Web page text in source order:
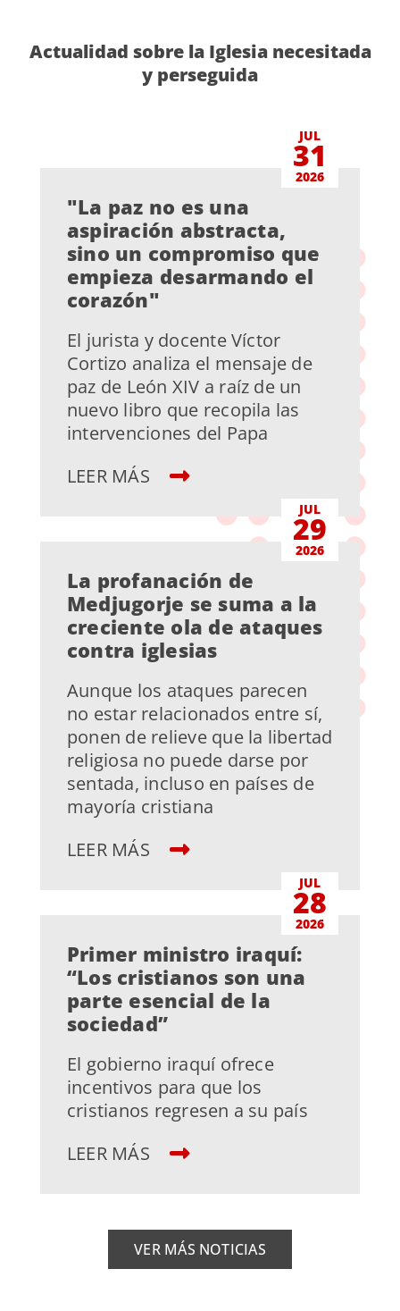
Actualidad sobre la Iglesia necesitada
y perseguida
JUL
31
2026
"La paz no es una
aspiración abstracta,
sino un compromiso que
empieza desarmando el
corazón"
El jurista y docente Víctor
Cortizo analiza el mensaje de
paz de León XIV a raíz de un
nuevo libro que recopila las
intervenciones del Papa
LEER MÁS
JUL
29
2026
La profanación de
Medjugorje se suma a la
creciente ola de ataques
contra iglesias
Aunque los ataques parecen
no estar relacionados entre sí,
ponen de relieve que la libertad
religiosa no puede darse por
sentada, incluso en países de
mayoría cristiana
LEER MÁS
JUL
28
2026
Primer ministro iraquí:
“Los cristianos son una
parte esencial de la
sociedad”
El gobierno iraquí ofrece
incentivos para que los
cristianos regresen a su país
LEER MÁS
VER MÁS NOTICIAS